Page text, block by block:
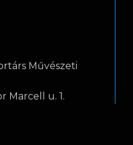
Művészeti
Marcell u. 1.